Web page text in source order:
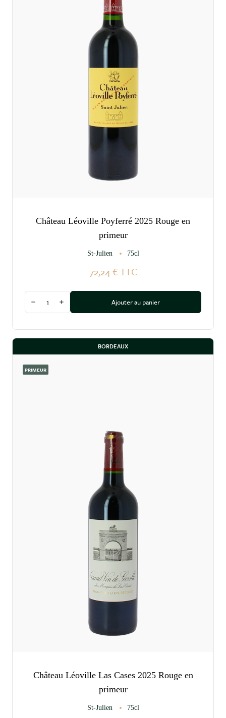
Château Léoville Poyferré 2025 Rouge en
primeur
St-Julien 75cl
72,24 € TTC
Diminuer la quantité
Augmenter la quantitéAjouter au panier
BORDEAUX
PRIMEUR
Château Léoville Las Cases 2025 Rouge en
primeur
St-Julien 75cl